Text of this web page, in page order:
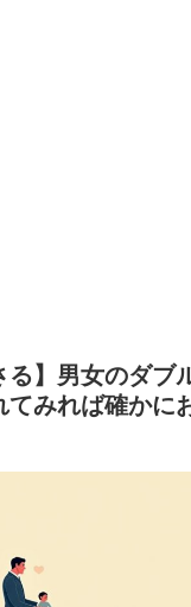
る】男女のダブ
てみれば確かに